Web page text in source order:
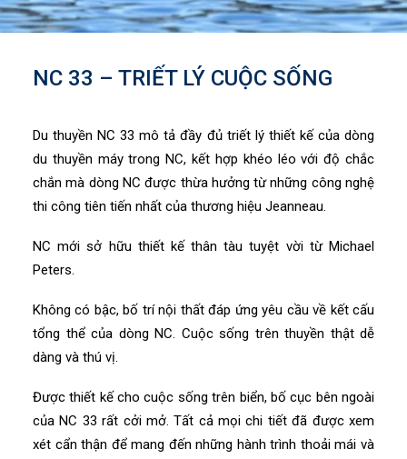
NC 33 – TRIẾT LÝ CUỘC SỐNG
Du thuyền NC 33 mô tả đầy đủ triết lý thiết kế của dòng
du thuyền máy trong NC, kết hợp khéo léo với độ chắc
chắn mà dòng NC được thừa hưởng từ những công nghệ
thi công tiên tiến nhất của thương hiệu Jeanneau.
NC mới sở hữu thiết kế thân tàu tuyệt vời từ Michael
Peters.
Không có bậc, bố trí nội thất đáp ứng yêu cầu về kết cấu
tổng thể của dòng NC. Cuộc sống trên thuyền thật dễ
dàng và thú vị.
Được thiết kế cho cuộc sống trên biển, bố cục bên ngoài
của NC 33 rất cởi mở. Tất cả mọi chi tiết đã được xem
xét cẩn thận để mang đến những hành trình thoải mái và